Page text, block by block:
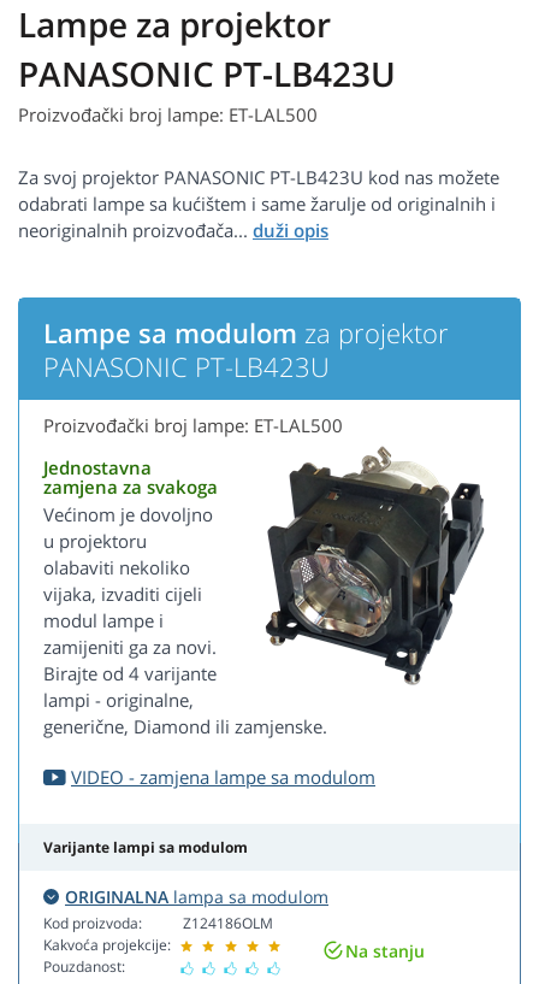
Lampe za projektor
PANASONIC PT-LB423U
Proizvođački broj lampe: ET-LAL500
Za svoj projektor PANASONIC PT-LB423U kod nas možete
odabrati lampe sa kućištem i same žarulje od originalnih i
neoriginalnih proizvođača...
Lampe sa modulom za projektor
PANASONIC PT-LB423U
Proizvođački broj lampe: ET-LAL500
Jednostavna
zamjena za svakoga
Većinom je dovoljno
u projektoru
olabaviti nekoliko
vijaka, izvaditi cijeli
modul lampe i
zamijeniti ga za novi.
Birajte od 4 varijante
lampi - originalne,
generične, Diamond ili zamjenske.
VIDEO - zamjena lampe sa modulom
Varijante lampi sa modulom
ORIGINALNA lampa sa modulom
Kod proizvoda:
Kakvoća projekcije:
Pouzdanost:
Z124186OLM
Na stanju